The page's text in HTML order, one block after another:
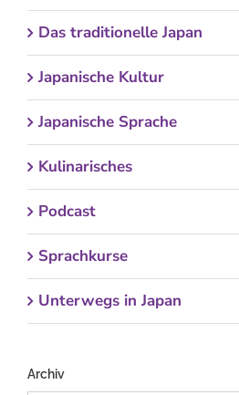
Das traditionelle Japan
Japanische Kultur
Japanische Sprache
Kulinarisches
Podcast
Sprachkurse
Unterwegs in Japan
Archiv